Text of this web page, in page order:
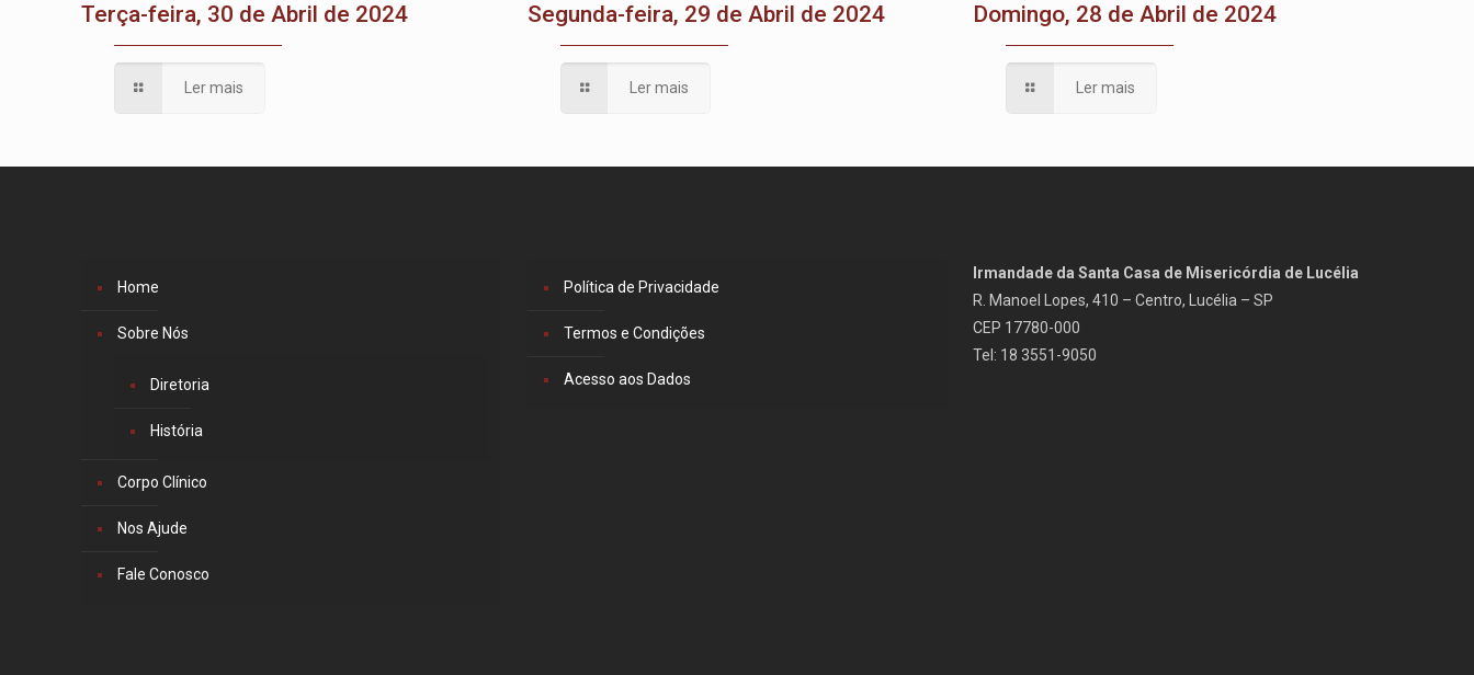
Terça-feira, 30 de Abril de 2024
Ler mais
Segunda-feira, 29 de Abril de 2024
Ler mais
Domingo, 28 de Abril de 2024
Ler mais
Home
Sobre Nós
Diretoria
História
Corpo Clínico
Nos Ajude
Fale Conosco
Política de Privacidade
Termos e Condições
Acesso aos Dados
Irmandade da Santa Casa de Misericórdia de Lucélia
R. Manoel Lopes, 410 – Centro, Lucélia – SP
CEP 17780-000
Tel: 18 3551-9050